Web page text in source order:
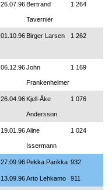
26.07.96Bertrand
Tavernier
1 264
01.10.96 Birger Larsen 1 262
06.12.96John
Frankenheimer
1 169
26.04.96 Kjell-Åke
Andersson
1 076
19.01.96Aline
Issermann
1 024
27.09.96 Pekka Parikka 932
13.09.96Arto Lehkamo 911